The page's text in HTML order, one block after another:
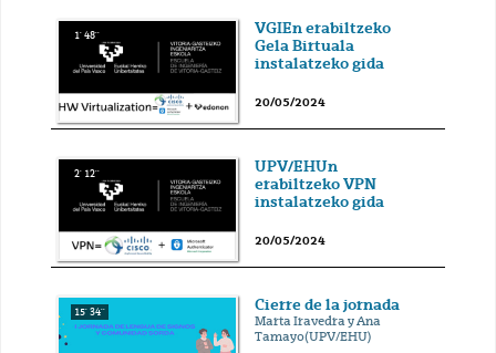
1' 48''
VGIEn erabiltzeko
Gela Birtuala
instalatzeko gida
20/05/2024
2' 12''
UPV/EHUn
erabiltzeko VPN
instalatzeko gida
20/05/2024
15' 34'' Cierre de la jornada
Marta Iravedra y Ana
Tamayo(UPV/EHU)